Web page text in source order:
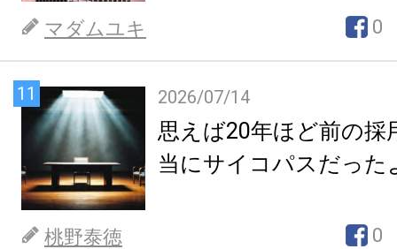
マダムユキ 0
11 2026/07/14
思えば20年ほど前の採
当にサイコパスだった
桃野泰徳 0